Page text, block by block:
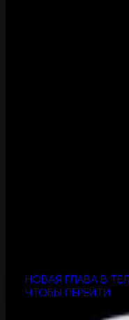
НОВАЯ ГЛАВА В
ЧТОБЫ ПЕРЕЙТИ